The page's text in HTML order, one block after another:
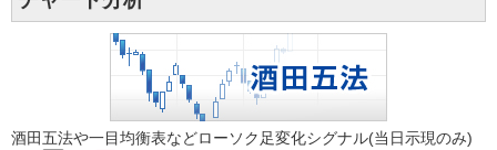
酒田五法や一目均衡表などローソク足変化シグナル(当日示現のみ)